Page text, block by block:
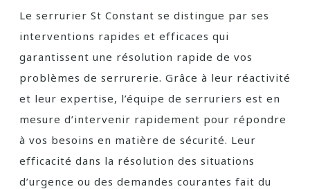
Le serrurier St Constant se distingue par ses
interventions rapides et efficaces qui
garantissent une résolution rapide de vos
problèmes de serrurerie. Grâce à leur réactivité
et leur expertise, l’équipe de serruriers est en
mesure d’intervenir rapidement pour répondre
à vos besoins en matière de sécurité. Leur
efficacité dans la résolution des situations
d’urgence ou des demandes courantes fait du